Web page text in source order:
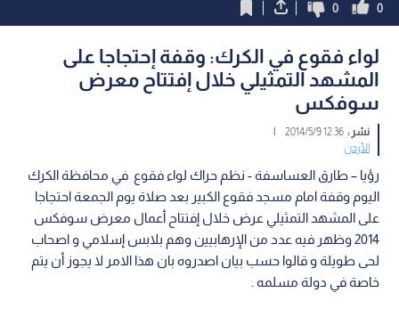
0
0
لواء فقوع في الكرك: وقفة إحتجاجا على
المشهد التمثيلي خلال إفتتاح معرض
سوفكس
نشر :12:36 2014/5/9
|
الأردن
رؤيا – طارق العساسفة - نظم حراك لواء فقوع في محافظة الكرك
اليوم وقفة امام مسجد فقوع الكبير بعد صلاة يوم الجمعة احتجاجا
على المشهد التمثيلي عرض خلال إفتتاح أعمال معرض سوفكس
2014 وظهر فيه عدد من الإرهابيين وهم بلابس إسلامي و اصحاب
لحى طويلة و قالوا حسب بيان اصدروه بان هذا الامر لا يجوز أن يتم
خاصة في دولة مسلمه .